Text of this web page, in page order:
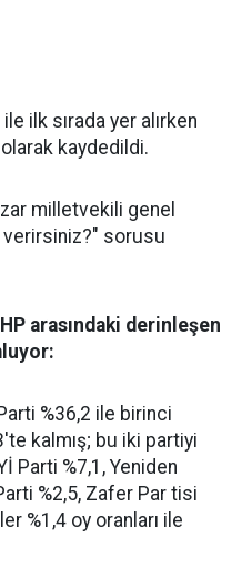
ilk sırada yer alırken
kaydedildi.
milletvekili genel
sorusu
arasındaki derinleşen
%36,2 ile birinci
kalmış; bu iki partiyi
Parti %7,1, Yeniden
%2,5, Zafer Par tisi
%1,4 oy oranları ile